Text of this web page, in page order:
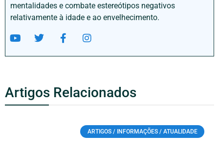
mentalidades e combate estereótipos negativos
relativamente à idade e ao envelhecimento.
Artigos Relacionados
ARTIGOS / INFORMAÇÕES / ATUALIDADE